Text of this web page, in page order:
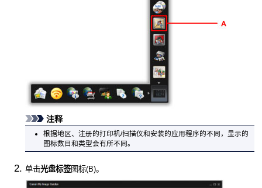
注释
根据地区、注册的打印机/扫描仪和安装的应用程序的不同，显示的
图标数目和类型会有所不同。
单击光盘标签图标(B)。